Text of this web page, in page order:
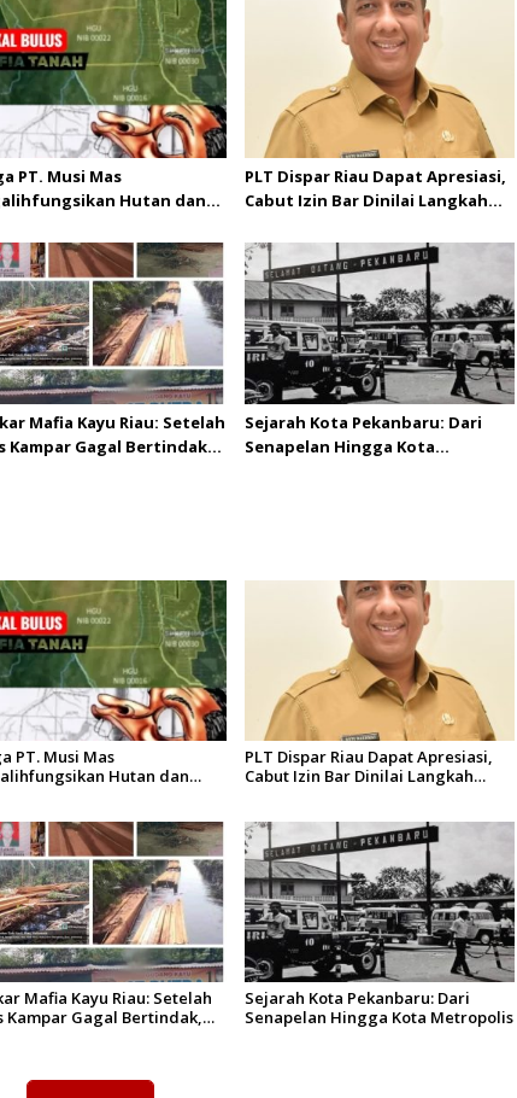
PT. Musi Mas
Hutan dan
batas izin yang
PLT Dispar Riau Dapat Apresiasi,
Cabut Izin Bar Dinilai Langkah
Mafia Kayu Riau: Setelah
Kampar Gagal Bertindak,
Sejarah Kota Pekanbaru: Dari
Senapelan Hingga Kota
PT. Musi Mas
Hutan dan
PLT Dispar Riau Dapat Apresiasi,
Cabut Izin Bar Dinilai Langkah
Mafia Kayu Riau: Setelah
Kampar Gagal Bertindak,
Sejarah Kota Pekanbaru: Dari
Senapelan Hingga Kota Metropolis